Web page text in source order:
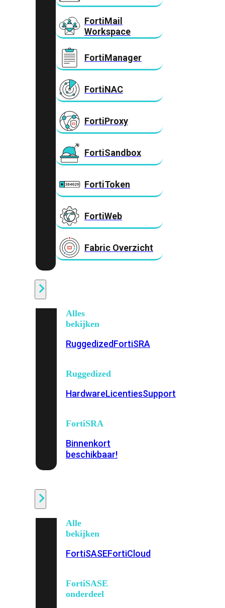
FortiMail
Workspace
FortiManager
FortiNAC
FortiProxy
FortiSandbox
FortiToken
FortiWeb
Fabric Overzicht
Alles
bekijken
RuggedizedFortiSRA
Ruggedized
HardwareLicentiesSupport
FortiSRA
Binnenkort
beschikbaar!
Alle
bekijken
FortiSASEFortiCloud
FortiSASE
onderdeel